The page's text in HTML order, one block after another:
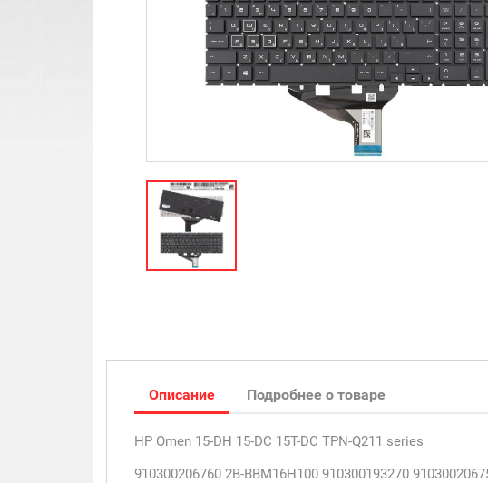
Описание Подробнее о товаре
HP Omen 15-DH 15-DC 15T-DC TPN-Q211 series
910300206760 2B-BBM16H100 910300193270